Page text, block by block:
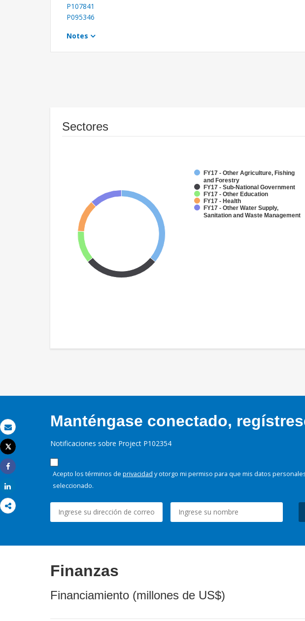
Correo electrónico
Imprimir
Tweet
Share
P107841
P095346
Notes
Sectores
FY17 - Other Agriculture, Fishing
and Forestry
FY17 - Sub-National Government
FY17 - Other Education
FY17 - Health
FY17 - Other Water Supply,
Sanitation and Waste Management
Manténgase conectado,
Notificaciones sobre Project P102354
Acepto los términos de privacidad y otorgo mi permiso para que mis datos
seleccionado.
Finanzas
Financiamiento (millones de US$)